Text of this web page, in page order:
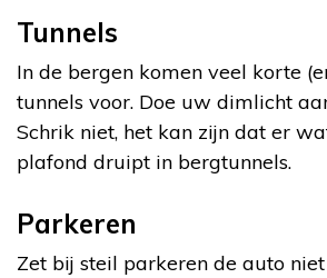
Tunnels
In de bergen komen veel korte
tunnels voor. Doe uw dimlicht
Schrik niet, het kan zijn dat er
plafond druipt in bergtunnels.
Parkeren
Zet bij steil parkeren de auto